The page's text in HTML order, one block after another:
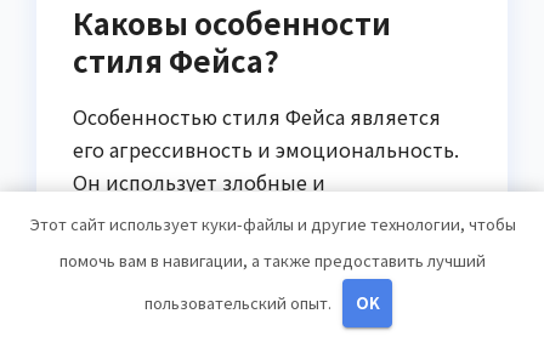
Каковы особенности
стиля Фейса?
Особенностью стиля Фейса является
его агрессивность и эмоциональность.
Он использует злобные и
провокационные строки, чтобы
реакцию у слушателей. Его
музыкальный стиль сочетает в себе
Этот сайт использует куки-файлы и другие технологии, чтобы
помочь вам в навигации, а также предоставить лучший
пользовательский опыт.
OK